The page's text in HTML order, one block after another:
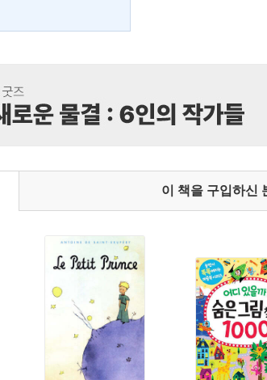
이 책을 구입하신